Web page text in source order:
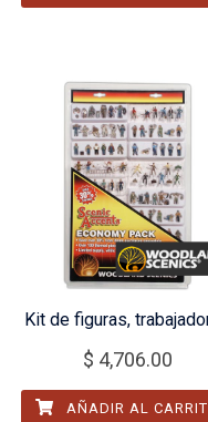
Kit de figuras,
$ 4,706.00
AÑADIR AL